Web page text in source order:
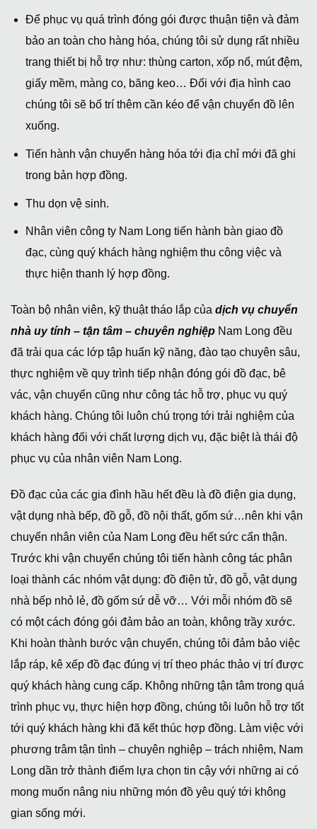
Để phục vụ quá trình đóng gói được thuận tiện và đảm
bảo an toàn cho hàng hóa, chúng tôi sử dụng rất nhiều
trang thiết bị hỗ trợ như: thùng carton, xốp nổ, mút đệm,
giấy mềm, màng co, băng keo… Đối với địa hình cao
chúng tôi sẽ bố trí thêm cần kéo để vận chuyển đồ lên
xuống.
Tiến hành vận chuyển hàng hóa tới địa chỉ mới đã ghi
trong bản hợp đồng.
Thu dọn vệ sinh.
Nhân viên công ty Nam Long tiến hành bàn giao đồ
đạc, cùng quý khách hàng nghiệm thu công việc và
thực hiện thanh lý hợp đồng.
Toàn bộ nhân viên, kỹ thuật tháo lắp của dịch vụ chuyển
nhà uy tính – tận tâm – chuyên nghiệp Nam Long đều
đã trải qua các lớp tập huấn kỹ năng, đào tạo chuyên sâu,
thực nghiệm về quy trình tiếp nhận đóng gói đồ đạc, bê
vác, vận chuyển cũng như công tác hỗ trợ, phục vụ quý
khách hàng. Chúng tôi luôn chú trọng tới trải nghiệm của
khách hàng đối với chất lượng dịch vụ, đặc biệt là thái độ
phục vụ của nhân viên Nam Long.
Đồ đạc của các gia đình hầu hết đều là đồ điện gia dụng,
vật dụng nhà bếp, đồ gỗ, đồ nội thất, gốm sứ…nên khi vận
chuyển nhân viên của Nam Long đều hết sức cẩn thận.
Trước khi vận chuyển chúng tôi tiến hành công tác phân
loại thành các nhóm vật dụng: đồ điện tử, đồ gỗ, vật dụng
nhà bếp nhỏ lẻ, đồ gốm sứ dễ vỡ… Với mỗi nhóm đồ sẽ
có một cách đóng gói đảm bảo an toàn, không trầy xước.
Khi hoàn thành bước vận chuyển, chúng tôi đảm bảo việc
lắp ráp, kê xếp đồ đạc đúng vị trí theo phác thảo vị trí được
quý khách hàng cung cấp. Không những tận tâm trong quá
trình phục vụ, thực hiện hợp đồng, chúng tôi luôn hỗ trợ tốt
tới quý khách hàng khi đã kết thúc hợp đồng. Làm việc với
phương trâm tận tình – chuyên nghiệp – trách nhiệm, Nam
Long dần trở thành điểm lựa chọn tin cậy với những ai có
mong muốn nâng niu những món đồ yêu quý tới không
gian sống mới.